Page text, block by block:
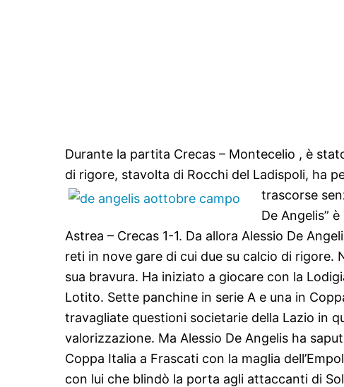
Durante la partita Crecas – Montecelio , è
di rigore, stavolta di Rocchi del Ladispoli, ha
trascorse
De Angelis”
Astrea – Crecas 1-1. Da allora Alessio De
reti in nove gare di cui due su calcio di
sua bravura. Ha iniziato a giocare con la
Lotito. Sette panchine in serie A e una in
travagliate questioni societarie della Lazio in
valorizzazione. Ma Alessio De Angelis ha
Coppa Italia a Frascati con la maglia
con lui che blindò la porta agli attaccanti di